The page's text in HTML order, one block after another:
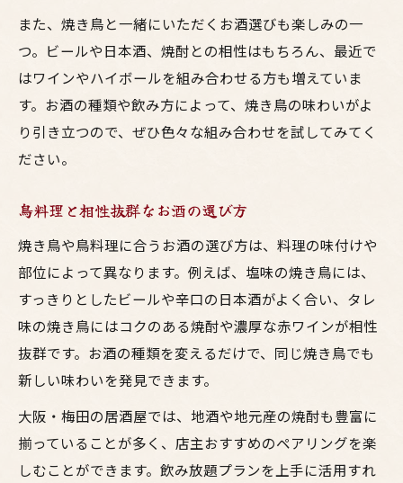
また、焼き鳥と一緒にいただくお酒選びも楽しみの一
つ。ビールや日本酒、焼酎との相性はもちろん、最近で
はワインやハイボールを組み合わせる方も増えていま
す。お酒の種類や飲み方によって、焼き鳥の味わいがよ
り引き立つので、ぜひ色々な組み合わせを試してみてく
ださい。
鳥料理と相性抜群なお酒の選び方
焼き鳥や鳥料理に合うお酒の選び方は、料理の味付けや
部位によって異なります。例えば、塩味の焼き鳥には、
すっきりとしたビールや辛口の日本酒がよく合い、タレ
味の焼き鳥にはコクのある焼酎や濃厚な赤ワインが相性
抜群です。お酒の種類を変えるだけで、同じ焼き鳥でも
新しい味わいを発見できます。
大阪・梅田の居酒屋では、地酒や地元産の焼酎も豊富に
揃っていることが多く、店主おすすめのペアリングを楽
しむことができます。飲み放題プランを上手に活用すれ